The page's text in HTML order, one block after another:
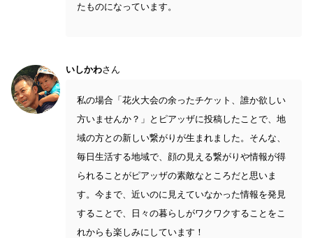
たものになっています。
いしかわさん
私の場合「花火大会の余ったチケット、誰か欲しい
方いませんか？」とピアッザに投稿したことで、地
域の方との新しい繋がりが生まれました。そんな、
毎日生活する地域で、顔の見える繋がりや情報が得
られることがピアッザの素敵なところだと思いま
す。今まで、近いのに見えていなかった情報を発見
することで、日々の暮らしがワクワクすることをこ
れからも楽しみにしています！